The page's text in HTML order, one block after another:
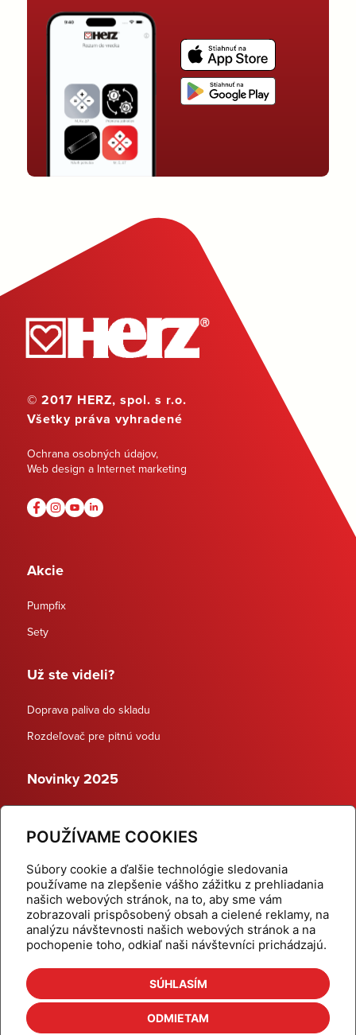
POUŽÍVAME COOKIES
Súbory cookie a ďalšie technológie sledovania
používame na zlepšenie vášho zážitku z prehliadania
našich webových stránok, na to, aby sme vám
zobrazovali prispôsobený obsah a cielené reklamy, na
analýzu návštevnosti našich webových stránok a na
pochopenie toho, odkiaľ naši návštevníci prichádzajú.
SÚHLASÍM
ODMIETAM
© 2017 HERZ, spol. s r.o.
Všetky práva vyhradené
Ochrana osobných údajov,
Web design a Internet marketing
Akcie
Pumpfix
Sety
Už ste videli?
Doprava paliva do skladu
Rozdeľovač pre pitnú vodu
Novinky 2025
Dynamické termostatické ventily
Domov
Produkty
Aktuality
Odber šikovné tipy
Kalkulačky
Cenníky
Na stiahnutie
Referencie
Kontakt